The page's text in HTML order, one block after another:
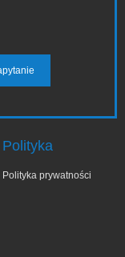
Polityka
Polityka prywatności